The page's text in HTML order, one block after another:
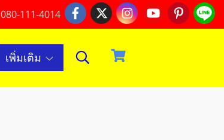
080-111-4014
เพิ่มเติม